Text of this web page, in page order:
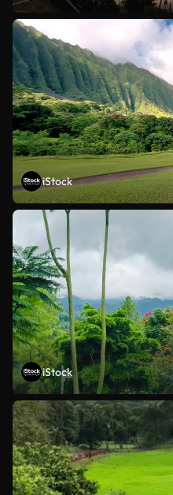
iStock
iStock